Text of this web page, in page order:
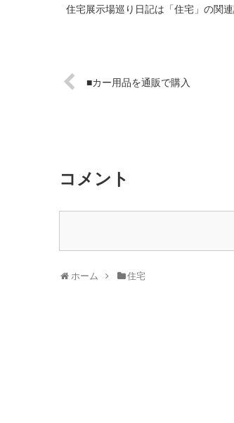
住宅展示場巡り日記は「住宅」の関
■カー用品を通販で購入
コメント
ホーム 住宅